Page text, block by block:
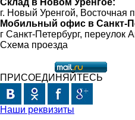
Склад в Новом Уренгое:
г. Новый Уренгой,
Мобильный офис в Санкт-
г Санкт-Петербург, переулок
Схема проезда
ПРИСОЕДИНЯЙТЕСЬ
Наши реквизиты